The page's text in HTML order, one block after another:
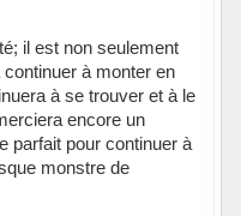
il est non seulement
à monter en
à se trouver et à le
encore un
parfait pour continuer à
monstre de